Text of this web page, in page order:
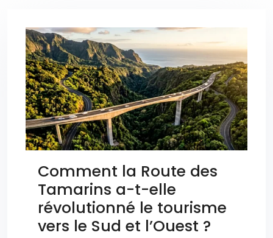
Comment la Route des
Tamarins a-t-elle
révolutionné le tourisme
vers le Sud et l’Ouest ?